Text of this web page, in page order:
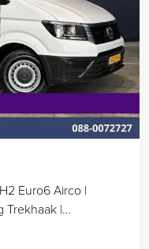
Euro6 Airco |
Trekhaak |